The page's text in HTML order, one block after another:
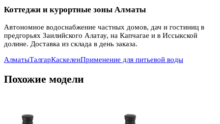
Коттеджи и курортные зоны Алматы
Автономное водоснабжение частных домов, дач и гостиниц в
предгорьях Заилийского Алатау, на Капчагае и в Иссыкской
долине. Доставка из склада в день заказа.
АлматыТалгарКаскеленПрименение для питьевой воды
Похожие модели